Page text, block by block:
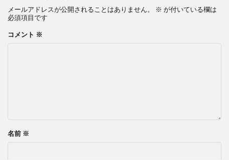
メールアドレスが公開されることはありません。 ※ が付いている欄は
必須項目です
コメント ※
名前 ※